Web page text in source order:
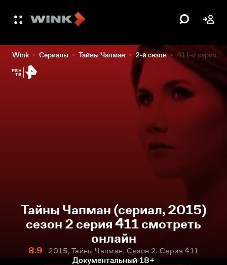
Wink Сериалы Тайны Чапман 2-й сезон 411-я серия
Тайны Чапман (сериал, 2015)
сезон 2 серия 411 смотреть
онлайн
8.9
2015, Тайны Чапман. Сезон 2. Серия 411
Документальный 18+